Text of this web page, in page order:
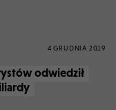
4 GRUDNIA 2019
odwiedził